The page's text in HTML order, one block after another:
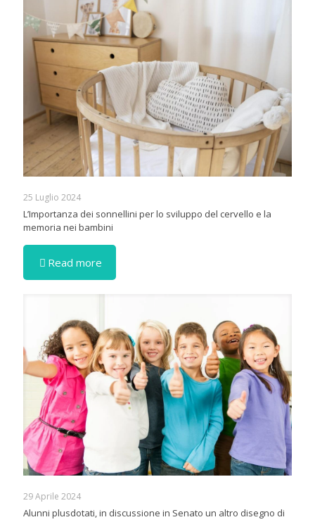
25 Luglio 2024
L’Importanza dei sonnellini per lo sviluppo del cervello e la
memoria nei bambini
Read more
29 Aprile 2024
Alunni plusdotati, in discussione in Senato un altro disegno di